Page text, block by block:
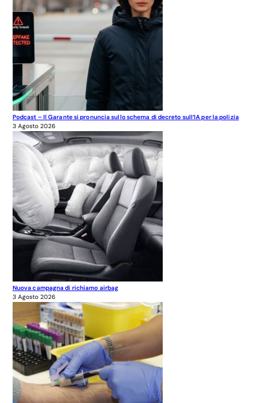
Podcast – Il Garante si pronuncia sullo schema di decreto sull’IA per la polizia
3 Agosto 2026
Nuova campagna di richiamo airbag
3 Agosto 2026